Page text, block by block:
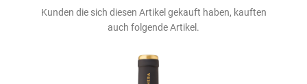
Kunden die sich diesen Artikel gekauft haben, kauften
auch folgende Artikel.